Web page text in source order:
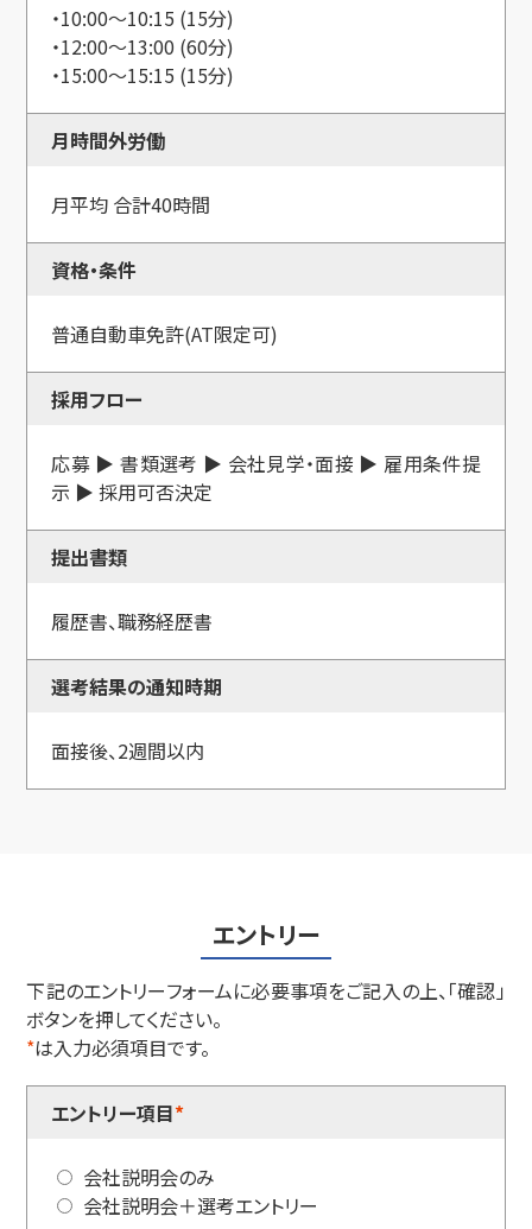
・10:00～10:15 (15分)
・12:00～13:00 (60分)
・15:00～15:15 (15分)
月時間外労働
月平均 合計40時間
資格・条件
普通自動車免許(AT限定可)
採用フロー
応募 ▶ 書類選考 ▶ 会社見学・面接 ▶ 雇用条件提
示 ▶ 採用可否決定
提出書類
履歴書、職務経歴書
選考結果の通知時期
面接後、2週間以内
エントリー
下記のエントリーフォームに必要事項をご記入の上、「確認」
ボタンを押してください。
*は入力必須項目です。
エントリー項目*
会社説明会のみ
会社説明会＋選考エントリー